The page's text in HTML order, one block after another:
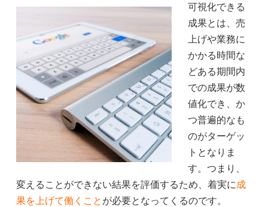
可視化できる
成果とは、売
上げや業務に
かかる時間な
どある期間内
での成果が数
値化でき、か
つ普遍的なも
のがターゲッ
トとなりま
す。つまり、
変えることができない結果を評価するため、着実に 成
果を上げて働くこと が必要となってくるのです。